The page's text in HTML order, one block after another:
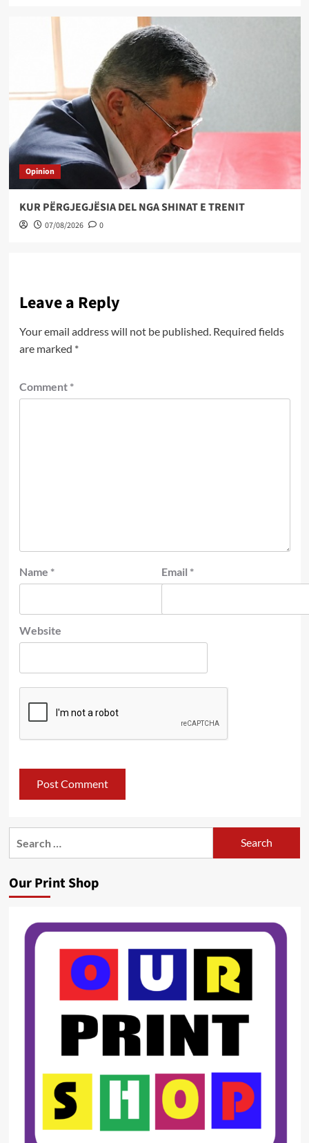
Opinion
KUR PËRGJEGJËSIA DEL NGA SHINAT E TRENIT
07/08/2026 0
Leave a Reply
Your email address will not be published. Required fields
are marked *
Comment *
Name * Email *
Website
Our Print Shop